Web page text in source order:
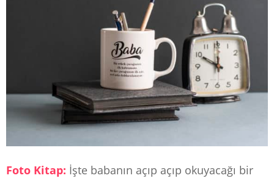
Foto Kitap: İşte babanın açıp açıp okuyacağı bir